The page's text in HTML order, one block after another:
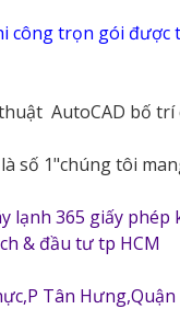
công trọn gói được
AutoCAD bố
số 1"chúng tôi
lạnh 365 giấy phép
& đầu tư tp HCM
Tân Hưng,Quận